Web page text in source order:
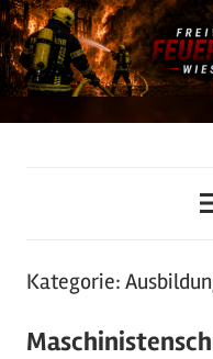
Zum
Inhalt
springen
Kategorie: